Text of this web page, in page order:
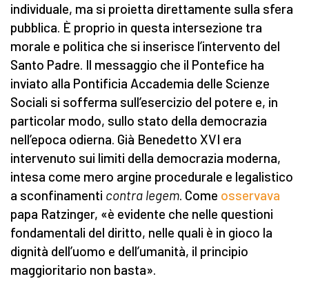
individuale, ma si proietta direttamente sulla sfera
pubblica. È proprio in questa intersezione tra
morale e politica che si inserisce l’intervento del
Santo Padre. Il messaggio che il Pontefice ha
inviato alla Pontificia Accademia delle Scienze
Sociali si sofferma sull’esercizio del potere e, in
particolar modo, sullo stato della democrazia
nell’epoca odierna. Già Benedetto XVI era
intervenuto sui limiti della democrazia moderna,
intesa come mero argine procedurale e legalistico
a sconfinamenti contra legem. Come osservava
papa Ratzinger, «è evidente che nelle questioni
fondamentali del diritto, nelle quali è in gioco la
dignità dell’uomo e dell’umanità, il principio
maggioritario non basta».